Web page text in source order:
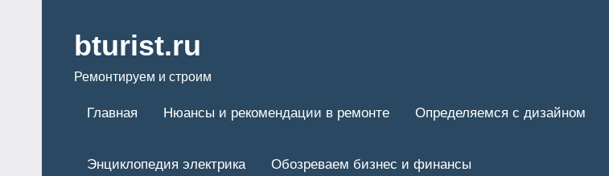
содержимому
bturist.ru
Ремонтируем и строим
Главная Нюансы и рекомендации в ремонте Определяемся с дизайном
Энциклопедия электрика Обозреваем бизнес и финансы